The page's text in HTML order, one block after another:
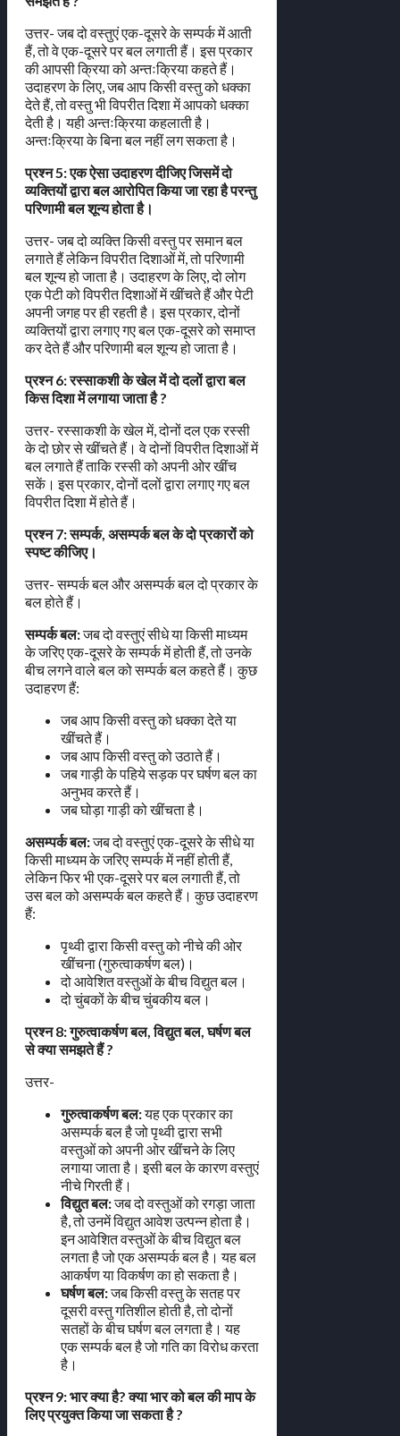
उत्तर- जब दो वस्तुएं एक-दूसरे के सम्पर्क में आती
हैं, तो वे एक-दूसरे पर बल लगाती हैं। इस प्रकार
की आपसी क्रिया को अन्तःक्रिया कहते हैं।
उदाहरण के लिए, जब आप किसी वस्तु को धक्का
देते हैं, तो वस्तु भी विपरीत दिशा में आपको धक्का
देती है। यही अन्तःक्रिया कहलाती है।
अन्तःक्रिया के बिना बल नहीं लग सकता है।
प्रश्न 5: एक ऐसा उदाहरण दीजिए जिसमें दो
व्यक्तियों द्वारा बल आरोपित किया जा रहा है परन्तु
परिणामी बल शून्य होता है।
उत्तर- जब दो व्यक्ति किसी वस्तु पर समान बल
लगाते हैं लेकिन विपरीत दिशाओं में, तो परिणामी
बल शून्य हो जाता है। उदाहरण के लिए, दो लोग
एक पेटी को विपरीत दिशाओं में खींचते हैं और पेटी
अपनी जगह पर ही रहती है। इस प्रकार, दोनों
व्यक्तियों द्वारा लगाए गए बल एक-दूसरे को समाप्त
कर देते हैं और परिणामी बल शून्य हो जाता है।
प्रश्न 6: रस्साकशी के खेल में दो दलों द्वारा बल
किस दिशा में लगाया जाता है ?
उत्तर- रस्साकशी के खेल में, दोनों दल एक रस्सी
के दो छोर से खींचते हैं। वे दोनों विपरीत दिशाओं में
बल लगाते हैं ताकि रस्सी को अपनी ओर खींच
सकें। इस प्रकार, दोनों दलों द्वारा लगाए गए बल
विपरीत दिशा में होते हैं।
प्रश्न 7: सम्पर्क, असम्पर्क बल के दो प्रकारों को
स्पष्ट कीजिए।
उत्तर- सम्पर्क बल और असम्पर्क बल दो प्रकार के
बल होते हैं।
सम्पर्क बल:जब दो वस्तुएं सीधे या किसी माध्यम
के जरिए एक-दूसरे के सम्पर्क में होती हैं, तो उनके
बीच लगने वाले बल को सम्पर्क बल कहते हैं। कुछ
उदाहरण हैं:
जब आप किसी वस्तु को धक्का देते या
खींचते हैं।
जब आप किसी वस्तु को उठाते हैं।
जब गाड़ी के पहिये सड़क पर घर्षण बल का
अनुभव करते हैं।
जब घोड़ा गाड़ी को खींचता है।
असम्पर्क बल:जब दो वस्तुएं एक-दूसरे के सीधे या
किसी माध्यम के जरिए सम्पर्क में नहीं होती हैं,
लेकिन फिर भी एक-दूसरे पर बल लगाती हैं, तो
उस बल को असम्पर्क बल कहते हैं। कुछ उदाहरण
हैं:
पृथ्वी द्वारा किसी वस्तु को नीचे की ओर
खींचना (गुरुत्वाकर्षण बल)।
दो आवेशित वस्तुओं के बीच विद्युत बल।
दो चुंबकों के बीच चुंबकीय बल।
प्रश्न 8: गुरुत्वाकर्षण बल, विद्युत बल, घर्षण बल
से क्या समझते हैं ?
उत्तर-
गुरुत्वाकर्षण बल:यह एक प्रकार का
असम्पर्क बल है जो पृथ्वी द्वारा सभी
वस्तुओं को अपनी ओर खींचने के लिए
लगाया जाता है। इसी बल के कारण वस्तुएं
नीचे गिरती हैं।
विद्युत बल:जब दो वस्तुओं को रगड़ा जाता
है, तो उनमें विद्युत आवेश उत्पन्न होता है।
इन आवेशित वस्तुओं के बीच विद्युत बल
लगता है जो एक असम्पर्क बल है। यह बल
आकर्षण या विकर्षण का हो सकता है।
घर्षण बल:जब किसी वस्तु के सतह पर
दूसरी वस्तु गतिशील होती है, तो दोनों
सतहों के बीच घर्षण बल लगता है। यह
एक सम्पर्क बल है जो गति का विरोध करता
है।
प्रश्न 9: भार क्या है? क्या भार को बल की माप के
लिए प्रयुक्त किया जा सकता है ?